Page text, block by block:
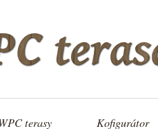
terasy Kofigurátor